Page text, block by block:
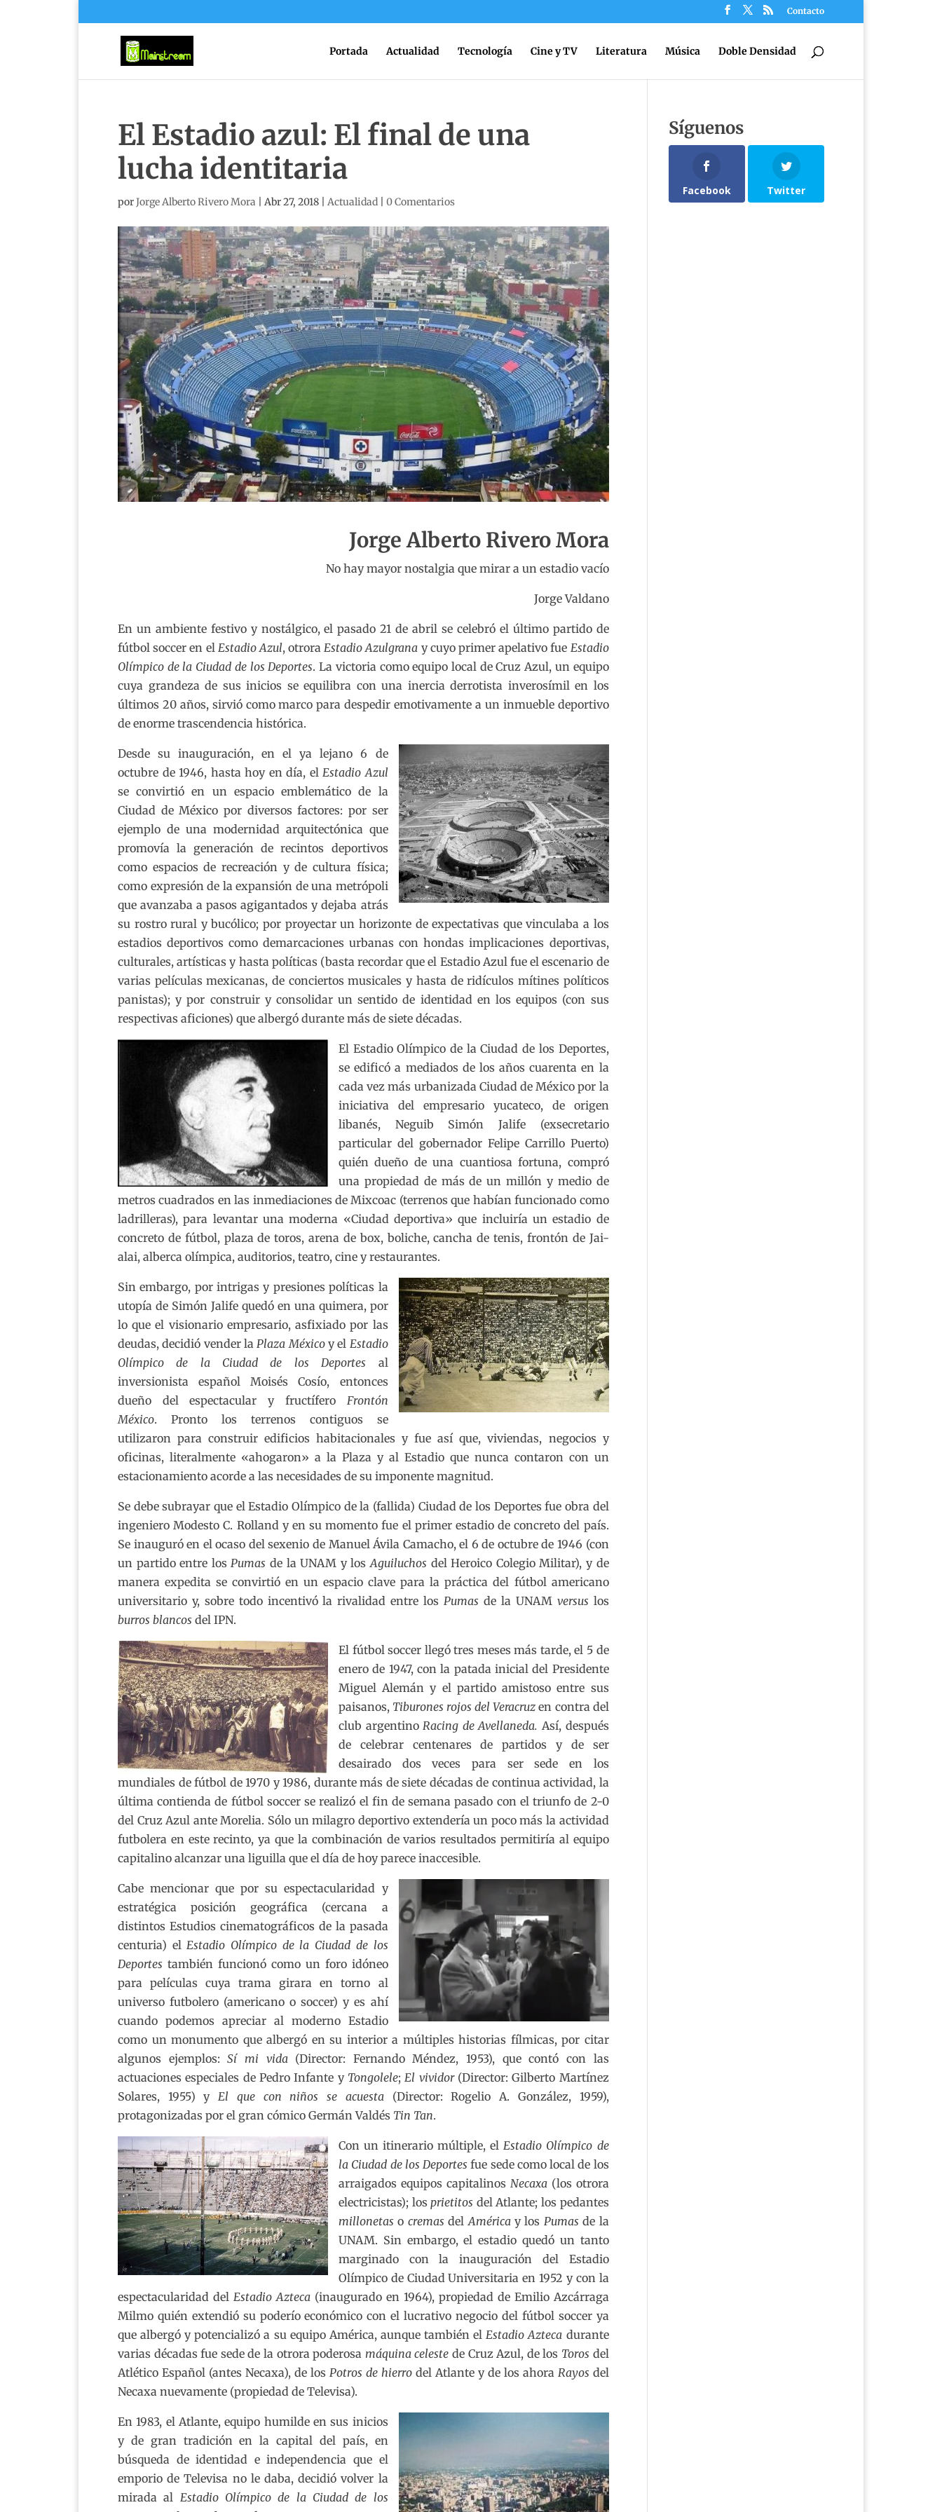
Contacto
Portada Actualidad Tecnología Cine y TV Literatura Música Doble Densidad
El Estadio azul: El final de una
lucha identitaria
porJorge Alberto Rivero Mora Abr 27, 2018 Actualidad 0 Comentarios
Jorge Alberto Rivero Mora
No hay mayor nostalgia que mirar a un estadio vacío
Jorge Valdano
En un ambiente festivo y nostálgico, el pasado 21 de abril se celebró el último partido de
fútbol soccer en el Estadio Azul, otroraEstadio Azulgrana y cuyo primer apelativo fue Estadio
Olímpico de la Ciudad de los Deportes. La victoria como equipo local de Cruz Azul, un equipo
cuya grandeza de sus inicios se equilibra con una inercia derrotista inverosímil en los
últimos 20 años, sirvió como marco para despedir emotivamente a un inmueble deportivo
de enorme trascendencia histórica.
Desde su inauguración, en el ya lejano 6 de
octubre de 1946, hasta hoy en día, elEstadio Azul
se convirtió en un espacio emblemático de la
Ciudad de México por diversos factores: por ser
ejemplo de una modernidad arquitectónica que
promovía la generación de recintos deportivos
como espacios de recreación y de cultura física;
como expresión de la expansión de una metrópoli
que avanzaba a pasos agigantados y dejaba atrás
su rostro rural y bucólico; por proyectar un horizonte de expectativas que vinculaba a los
estadios deportivos como demarcaciones urbanas con hondas implicaciones deportivas,
culturales, artísticas y hasta políticas (basta recordar que el Estadio Azul fue el escenario de
varias películas mexicanas, de conciertos musicales y hasta de ridículos mítines políticos
panistas); y por construir y consolidar un sentido de identidad en los equipos (con sus
respectivas aficiones) que albergó durante más de siete décadas.
El Estadio Olímpico de la Ciudad de los Deportes,
se edificó a mediados de los años cuarenta en la
cada vez más urbanizada Ciudad de México por la
iniciativa del empresario yucateco, de origen
libanés, Neguib Simón Jalife (exsecretario
particular del gobernador Felipe Carrillo Puerto)
quién dueño de una cuantiosa fortuna, compró
una propiedad de más de un millón y medio de
metros cuadrados en las inmediaciones de Mixcoac (terrenos que habían funcionado como
ladrilleras), para levantar una moderna «Ciudad deportiva» que incluiría un estadio de
concreto de fútbol, plaza de toros, arena de box, boliche, cancha de tenis, frontón de Jai-
alai, alberca olímpica, auditorios, teatro, cine y restaurantes.
Sin embargo, por intrigas y presiones políticas la
utopía de Simón Jalife quedó en una quimera, por
lo que el visionario empresario, asfixiado por las
deudas, decidió vender laPlaza Méxicoy el Estadio
Olímpico de la Ciudad de los Deportes al
inversionista español Moisés Cosío, entonces
dueño del espectacular y fructífero Frontón
México. Pronto los terrenos contiguos se
utilizaron para construir edificios habitacionales y fue así que, viviendas, negocios y
oficinas, literalmente «ahogaron» a la Plaza y al Estadio que nunca contaron con un
estacionamiento acorde a las necesidades de su imponente magnitud.
Se debe subrayar que el Estadio Olímpico de la (fallida) Ciudad de los Deportes fue obra del
ingeniero Modesto C. Rolland y en su momento fue el primer estadio de concreto del país.
Se inauguró en el ocaso del sexenio de Manuel Ávila Camacho, el 6 de octubre de 1946 (con
un partido entre losPumas de la UNAM y losAguiluchos del Heroico Colegio Militar), y de
manera expedita se convirtió en un espacio clave para la práctica del fútbol americano
universitario y, sobre todo incentivó la rivalidad entre losPumas de la UNAM versus los
burros blancos del IPN.
El fútbol soccer llegó tres meses más tarde, el 5 de
enero de 1947, con la patada inicial del Presidente
Miguel Alemán y el partido amistoso entre sus
paisanos, Tiburones rojos del Veracruz en contra del
club argentinoRacing de Avellaneda. Así, después
de celebrar centenares de partidos y de ser
desairado dos veces para ser sede en los
mundiales de fútbol de 1970 y 1986, durante más de siete décadas de continua actividad, la
última contienda de fútbol soccer se realizó el fin de semana pasado con el triunfo de 2-0
del Cruz Azul ante Morelia. Sólo un milagro deportivo extendería un poco más la actividad
futbolera en este recinto, ya que la combinación de varios resultados permitiría al equipo
capitalino alcanzar una liguilla que el día de hoy parece inaccesible.
Cabe mencionar que por su espectacularidad y
estratégica posición geográfica (cercana a
distintos Estudios cinematográficos de la pasada
centuria) elEstadio Olímpico de la Ciudad de los
Deportes también funcionó como un foro idóneo
para películas cuya trama girara en torno al
universo futbolero (americano o soccer) y es ahí
cuando podemos apreciar al moderno Estadio
como un monumento que albergó en su interior a múltiples historias fílmicas, por citar
algunos ejemplos:Sí mi vida(Director: Fernando Méndez, 1953), que contó con las
actuaciones especiales de Pedro Infante y Tongolele;El vividor(Director: Gilberto Martínez
Solares, 1955) yEl que con niños se acuesta(Director: Rogelio A. González, 1959),
protagonizadas por el gran cómico Germán Valdés Tin Tan.
Con un itinerario múltiple, el Estadio Olímpico de
la Ciudad de los Deportesfue sede como local de los
arraigados equipos capitalinos Necaxa(los otrora
electricistas); losprietitos del Atlante; los pedantes
millonetas o cremas delAmérica y los Pumas de la
UNAM. Sin embargo, el estadio quedó un tanto
marginado con la inauguración del Estadio
Olímpico de Ciudad Universitaria en 1952 y con la
espectacularidad del Estadio Azteca(inaugurado en 1964), propiedad de Emilio Azcárraga
Milmo quién extendió su poderío económico con el lucrativo negocio del fútbol soccer ya
que albergó y potencializó a su equipo América, aunque también elEstadio Azteca durante
varias décadas fue sede de la otrora poderosa máquina celeste de Cruz Azul, de los Toros del
Atlético Español (antes Necaxa), de los Potros de hierrodel Atlante y de los ahora Rayos del
Necaxa nuevamente (propiedad de Televisa).
En 1983, el Atlante, equipo humilde en sus inicios
y de gran tradición en la capital del país, en
búsqueda de identidad e independencia que el
emporio de Televisa no le daba, decidió volver la
mirada al Estadio Olímpico de la Ciudad de los
Síguenos
Facebook Twitter